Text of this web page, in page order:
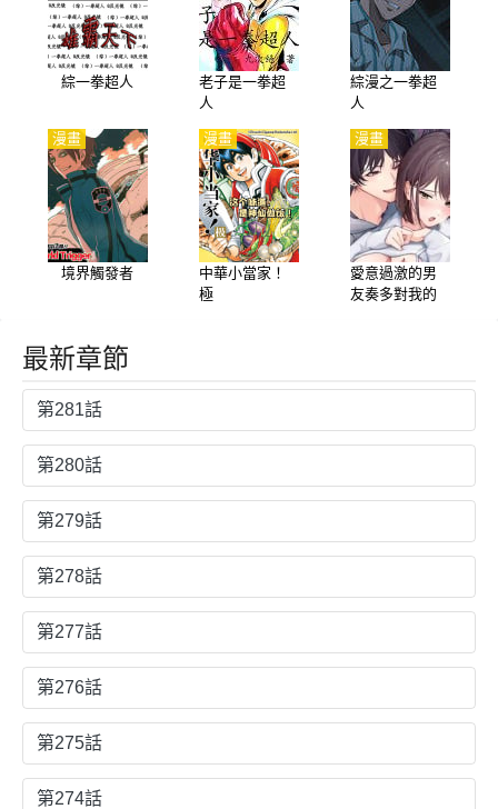
綜一拳超人
老子是一拳超
人
綜漫之一拳超
人
境界觸發者
漫畫
中華小當家！
極
漫畫
愛意過激的男
友奏多對我的
漫畫
最新章節
第281話
第280話
第279話
第278話
第277話
第276話
第275話
第274話